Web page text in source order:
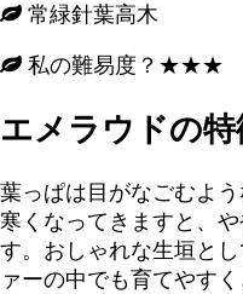
常緑針葉高木
私の難易度？★★★
エメラウドの
葉っぱは目がなごむよ
寒くなってきますと、
す。おしゃれな生垣と
ァーの中でも育てやす